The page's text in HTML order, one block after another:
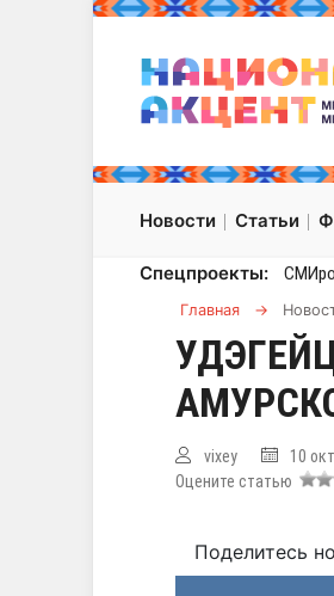
Новости Статьи
Спецпроекты:
Главная →
vixey 10
Оцените статью
Поделитесь